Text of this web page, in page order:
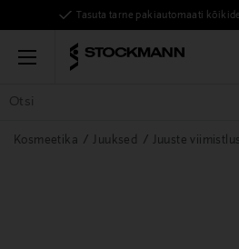
Tasuta tarne pakiautomaati
Menu
KÕIK TOOTED NAISED MEHED
Kosmeetika Juuksed Juuste viimistlus